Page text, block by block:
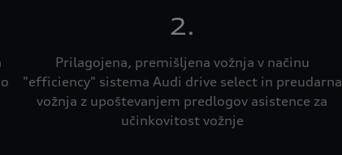
2.
Prilagojena, premišljena vožnja v načinu
"efficiency" sistema Audi drive select in preudarna
vožnja z upoštevanjem predlogov asistence za
učinkovitost vožnje